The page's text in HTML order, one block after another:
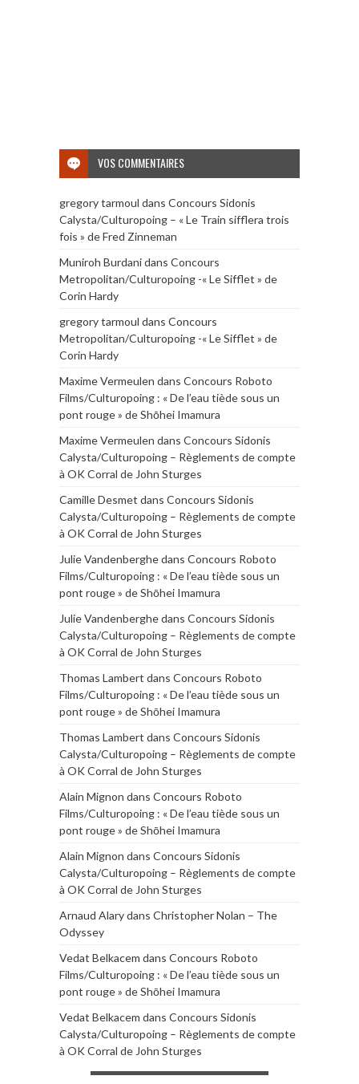
VOS COMMENTAIRES
gregory tarmoul dans Concours Sidonis
Calysta/Culturopoing – « Le Train sifflera trois
fois » de Fred Zinneman
Muniroh Burdanidans Concours
Metropolitan/Culturopoing -« Le Sifflet » de
Corin Hardy
gregory tarmoul dans Concours
Metropolitan/Culturopoing -« Le Sifflet » de
Corin Hardy
Maxime Vermeulen dans Concours Roboto
Films/Culturopoing : « De l’eau tiède sous un
pont rouge » de Shōhei Imamura
Maxime Vermeulen dans Concours Sidonis
Calysta/Culturopoing – Règlements de compte
à OK Corral de John Sturges
Camille Desmet dans Concours Sidonis
Calysta/Culturopoing – Règlements de compte
à OK Corral de John Sturges
Julie Vandenberghedans Concours Roboto
Films/Culturopoing : « De l’eau tiède sous un
pont rouge » de Shōhei Imamura
Julie Vandenberghedans Concours Sidonis
Calysta/Culturopoing – Règlements de compte
à OK Corral de John Sturges
Thomas Lambert dans Concours Roboto
Films/Culturopoing : « De l’eau tiède sous un
pont rouge » de Shōhei Imamura
Thomas Lambert dans Concours Sidonis
Calysta/Culturopoing – Règlements de compte
à OK Corral de John Sturges
Alain Mignon dans Concours Roboto
Films/Culturopoing : « De l’eau tiède sous un
pont rouge » de Shōhei Imamura
Alain Mignon dans Concours Sidonis
Calysta/Culturopoing – Règlements de compte
à OK Corral de John Sturges
Arnaud Alarydans Christopher Nolan – The
Odyssey
Vedat Belkacem dans Concours Roboto
Films/Culturopoing : « De l’eau tiède sous un
pont rouge » de Shōhei Imamura
Vedat Belkacem dans Concours Sidonis
Calysta/Culturopoing – Règlements de compte
à OK Corral de John Sturges